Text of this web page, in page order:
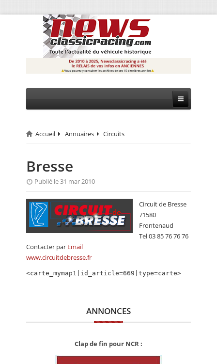
CIRCUIT
RALLYE
MONTAGNE
EVÈNEMENTS
CALENDRIER
VIDEO
Accueil Annuaires Circuits
Bresse
Publié le 31 mar 2010
Circuit de Bresse
71580
Frontenaud
Tel 03 85 76 76 76
Contacter par Email
www.circuitdebresse.fr
<carte_mymap1|id_article=669|type=carte>
ANNONCES
Clap de fin pour NCR :